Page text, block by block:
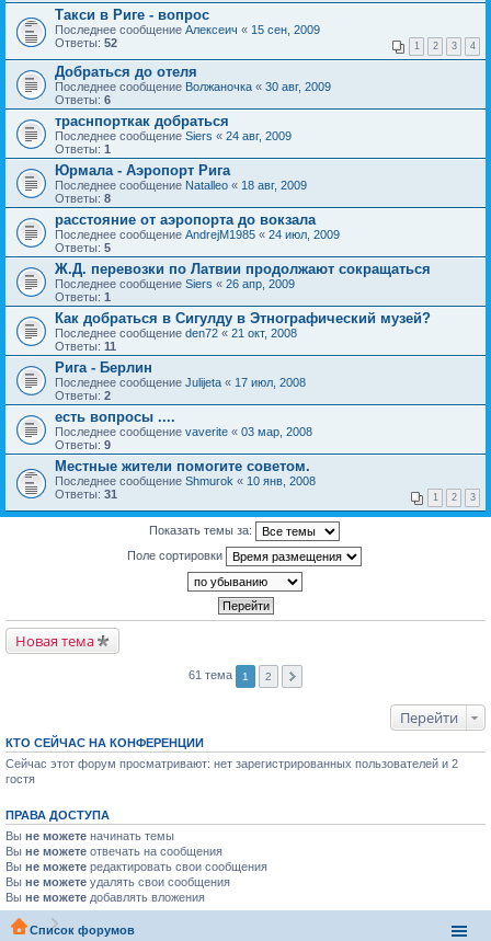
Такси в Риге - вопрос
Последнее сообщение Алексеич « 15 сен, 2009
Ответы: 52 1 2 3 4
Добраться до отеля
Последнее сообщение Волжаночка « 30 авг, 2009
Ответы: 6
траснпорткак добраться
Последнее сообщение Siers « 24 авг, 2009
Ответы: 1
Юрмала - Аэропорт Рига
Последнее сообщение Natalleo « 18 авг, 2009
Ответы: 8
расстояние от аэропорта до вокзала
Последнее сообщение AndrejM1985 « 24 июл, 2009
Ответы: 5
Ж.Д. перевозки по Латвии продолжают сокращаться
Последнее сообщение Siers « 26 апр, 2009
Ответы: 1
Как добраться в Сигулду в Этнографический музей?
Последнее сообщение den72 « 21 окт, 2008
Ответы: 11
Рига - Берлин
Последнее сообщение Julijeta « 17 июл, 2008
Ответы: 2
есть вопросы ....
Последнее сообщение vaverite « 03 мар, 2008
Ответы: 9
Местные жители помогите советом.
Последнее сообщение Shmurok « 10 янв, 2008
Ответы: 31 1 2 3
Показать темы за:
Поле сортировки
Новая тема
61 тема 1 2
Перейти
КТО СЕЙЧАС НА КОНФЕРЕНЦИИ
Сейчас этот форум просматривают: нет зарегистрированных пользователей и 2
гостя
ПРАВА ДОСТУПА
Вы не можете начинать темы
Вы не можете отвечать на сообщения
Вы не можете редактировать свои сообщения
Вы не можете удалять свои сообщения
Вы не можете добавлять вложения
Список форумов